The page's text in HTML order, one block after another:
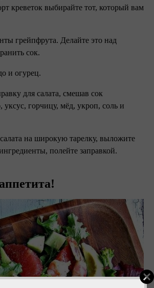
креветок выбирайте тот, который вам
грейпфрута. Делайте это над
сок.
и огурец.
для салата, смешав сок
уксус, горчицу, мёд, укроп, соль и
на широкую тарелку, выложите
полейте заправкой.